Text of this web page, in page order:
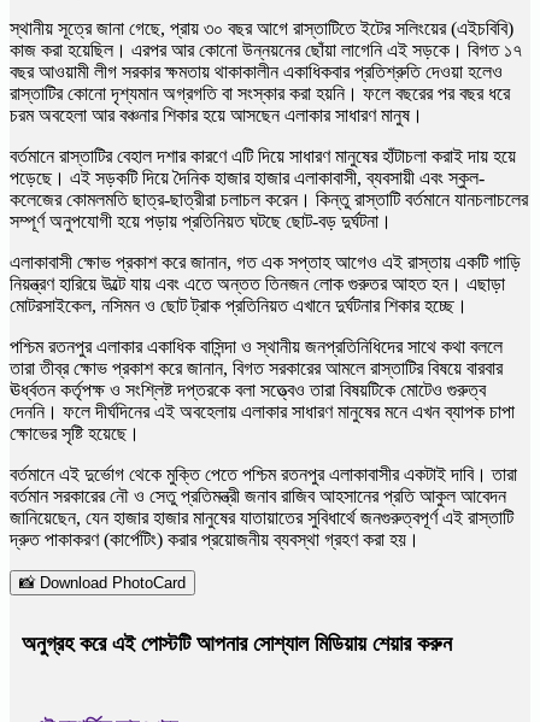
​স্থানীয় সূত্রে জানা গেছে, প্রায় ৩০ বছর আগে রাস্তাটিতে ইটের সলিংয়ের (এইচবিবি)
কাজ করা হয়েছিল। এরপর আর কোনো উন্নয়নের ছোঁয়া লাগেনি এই সড়কে। বিগত ১৭
বছর আওয়ামী লীগ সরকার ক্ষমতায় থাকাকালীন একাধিকবার প্রতিশ্রুতি দেওয়া হলেও
রাস্তাটির কোনো দৃশ্যমান অগ্রগতি বা সংস্কার করা হয়নি। ফলে বছরের পর বছর ধরে
চরম অবহেলা আর বঞ্চনার শিকার হয়ে আসছেন এলাকার সাধারণ মানুষ।
​বর্তমানে রাস্তাটির বেহাল দশার কারণে এটি দিয়ে সাধারণ মানুষের হাঁটাচলা করাই দায় হয়ে
পড়েছে। এই সড়কটি দিয়ে দৈনিক হাজার হাজার এলাকাবাসী, ব্যবসায়ী এবং স্কুল-
কলেজের কোমলমতি ছাত্র-ছাত্রীরা চলাচল করেন। কিন্তু রাস্তাটি বর্তমানে যানচলাচলের
সম্পূর্ণ অনুপযোগী হয়ে পড়ায় প্রতিনিয়ত ঘটছে ছোট-বড় দুর্ঘটনা।
​এলাকাবাসী ক্ষোভ প্রকাশ করে জানান, গত এক সপ্তাহ আগেও এই রাস্তায় একটি গাড়ি
নিয়ন্ত্রণ হারিয়ে উল্টে যায় এবং এতে অন্তত তিনজন লোক গুরুতর আহত হন। এছাড়া
মোটরসাইকেল, নসিমন ও ছোট ট্রাক প্রতিনিয়ত এখানে দুর্ঘটনার শিকার হচ্ছে।
​পশ্চিম রতনপুর এলাকার একাধিক বাসিন্দা ও স্থানীয় জনপ্রতিনিধিদের সাথে কথা বললে
তারা তীব্র ক্ষোভ প্রকাশ করে জানান, বিগত সরকারের আমলে রাস্তাটির বিষয়ে বারবার
ঊর্ধ্বতন কর্তৃপক্ষ ও সংশ্লিষ্ট দপ্তরকে বলা সত্ত্বেও তারা বিষয়টিকে মোটেও গুরুত্ব
দেননি। ফলে দীর্ঘদিনের এই অবহেলায় এলাকার সাধারণ মানুষের মনে এখন ব্যাপক চাপা
ক্ষোভের সৃষ্টি হয়েছে।
​বর্তমানে এই দুর্ভোগ থেকে মুক্তি পেতে পশ্চিম রতনপুর এলাকাবাসীর একটাই দাবি। তারা
বর্তমান সরকারের নৌ ও সেতু প্রতিমন্ত্রী জনাব রাজিব আহসানের প্রতি আকুল আবেদন
জানিয়েছেন, যেন হাজার হাজার মানুষের যাতায়াতের সুবিধার্থে জনগুরুত্বপূর্ণ এই রাস্তাটি
দ্রুত পাকাকরণ (কার্পেটিং) করার প্রয়োজনীয় ব্যবস্থা গ্রহণ করা হয়।
📸 Download PhotoCard
অনুগ্রহ করে এই পোস্টটি আপনার সোশ্যাল মিডিয়ায় শেয়ার করুন